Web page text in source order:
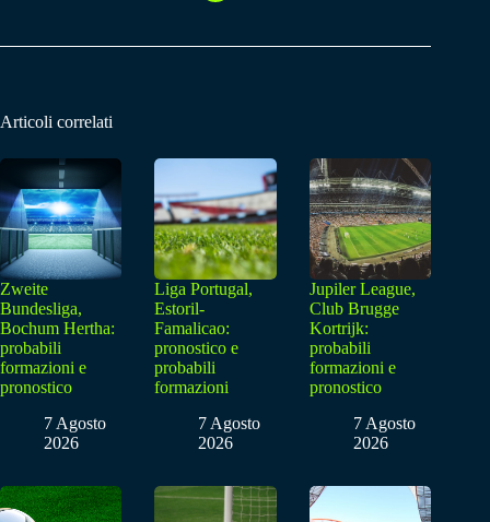
Articoli correlati
Zweite
Bundesliga,
Bochum Hertha:
probabili
formazioni e
pronostico
7 Agosto
2026
Liga Portugal,
Estoril-
Famalicao:
pronostico e
probabili
formazioni
7 Agosto
2026
Jupiler League,
Club Brugge
Kortrijk:
probabili
formazioni e
pronostico
7 Agosto
2026